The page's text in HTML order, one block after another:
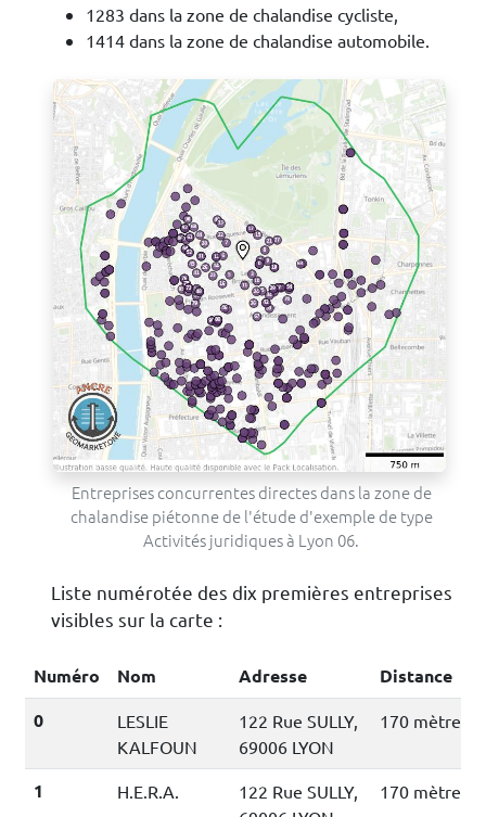
1283 dans la zone de chalandise cycliste,
1414 dans la zone de chalandise automobile.
Entreprises concurrentes directes dans la zone de
chalandise piétonne de l'étude d'exemple de type
Activités juridiques à Lyon 06.
Liste numérotée des dix premières entreprises
visibles sur la carte :
Numéro Nom Adresse
Distance
0
LESLIE
KALFOUN
122 Rue SULLY,
69006 LYON
170 mètres
1 H.E.R.A.
122 Rue SULLY,
170 mètres